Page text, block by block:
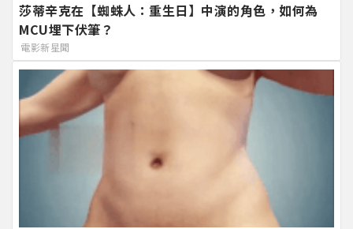
莎蒂辛克在【蜘蛛人：重生日】中演的角色，如何為
MCU埋下伏筆？
電影新星聞